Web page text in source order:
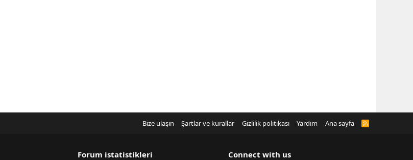
Bize ulaşın Şartlar ve kurallar Gizlilik politikası Yardım Ana sayfa
R
Forum istatistikleri Connect with us